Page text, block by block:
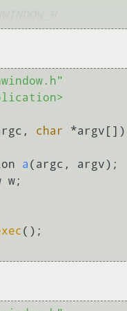
char *argv[])
a (argc, argv) ;
();